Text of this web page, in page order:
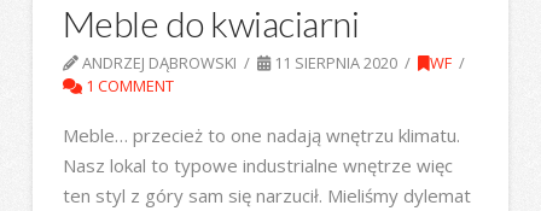
Meble do kwiaciarni
ANDRZEJ DĄBROWSKI 11 SIERPNIA 2020
WF
1 COMMENT
Meble… przecież to one nadają wnętrzu klimatu.
Nasz lokal to typowe industrialne wnętrze więc
ten styl z góry sam się narzucił. Mieliśmy dylemat